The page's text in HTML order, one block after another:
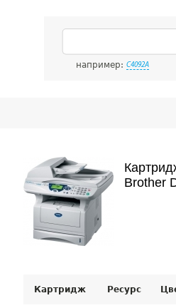
например: C4092A
Brother
Картридж Ресурс